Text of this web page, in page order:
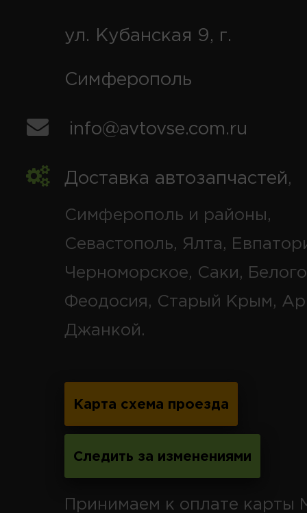
ул. Кубанская 9, г.
Симферополь
info@avtovse.com.ru
Доставка автозапчастей,
Симферополь и районы,
Севастополь, Ялта,
Черноморское, Саки,
Феодосия, Старый Крым,
Джанкой.
Карта схема проезда
Следить за изменениями
Принимаем к оплате карты